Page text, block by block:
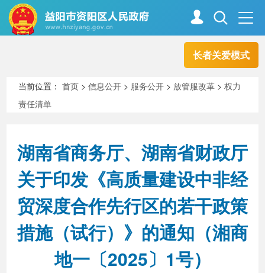
长者关爱模式
走进资阳
新闻中心 解读回应
政务服务 互动交流
高效办成一件事
当前位置：首页 >信息公开 > 服务公开 > 放管服改革 >权力
责任清单
湖南省商务厅、湖南省财政厅
关于印发《高质量建设中非经
贸深度合作先行区的若干政策
措施（试行）》的通知（湘商
地一〔2025〕1号）